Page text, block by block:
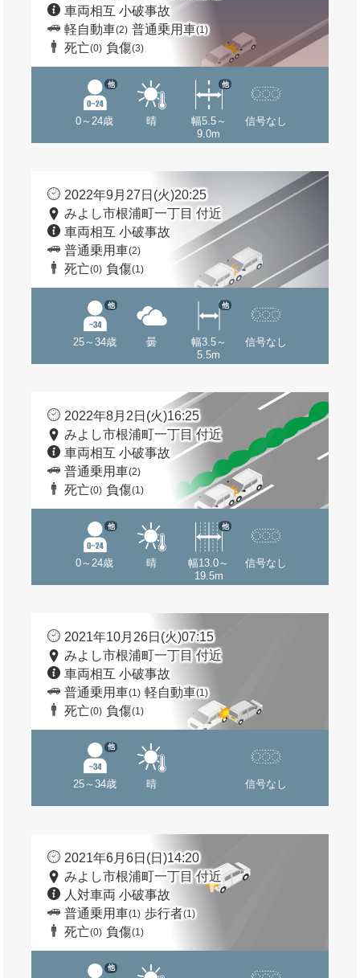
車両相互 小破事故
軽自動車(2) 普通乗用車(1)
死亡(0) 負傷(3)
0～24歳
他
晴
幅5.5～
9.0m
他
信号なし
2022年9月27日(火)20:25
みよし市根浦町一丁目 付近
車両相互 小破事故
普通乗用車(2)
死亡(0) 負傷(1)
25～34歳
他
曇
幅3.5～
5.5m
他
信号なし
2022年8月2日(火)16:25
みよし市根浦町一丁目 付近
車両相互 小破事故
普通乗用車(2)
死亡(0) 負傷(1)
0～24歳
他
晴
幅13.0～
19.5m
他
信号なし
2021年10月26日(火)07:15
みよし市根浦町一丁目 付近
車両相互 小破事故
普通乗用車(1) 軽自動車(1)
死亡(0) 負傷(1)
25～34歳
他
晴 信号なし
2021年6月6日(日)14:20
みよし市根浦町一丁目 付近
人対車両 小破事故
普通乗用車(1) 歩行者(1)
死亡(0) 負傷(1)
他